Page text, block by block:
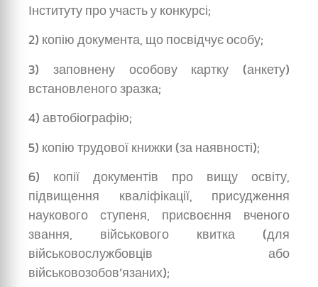
Інституту про участь у конкурсі;
2) копію документа, що посвідчує особу;
3) заповнену особову картку (анкету)
встановленого зразка;
4) автобіографію;
5) копію трудової книжки (за наявності);
6) копії документів про вищу освіту,
підвищення кваліфікації, присудження
наукового ступеня, присвоєння вченого
звання, військового квитка (для
військовослужбовців або
військовозобов’язаних);